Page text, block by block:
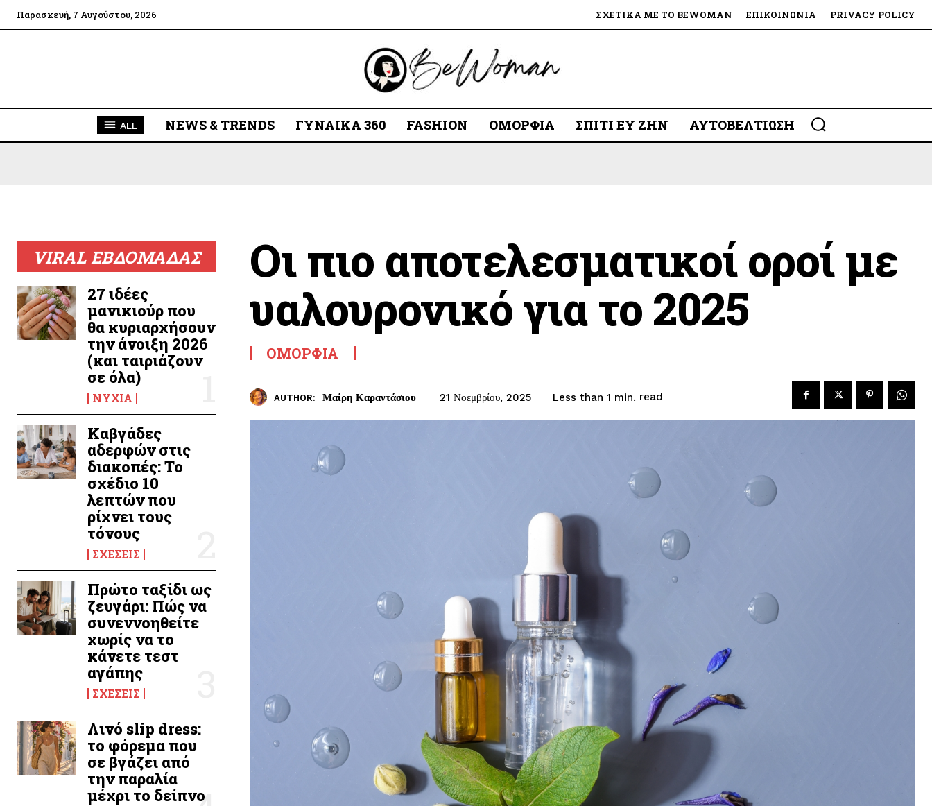
Παρασκευή, 7 Αυγούστου, 2026 ΣΧΕΤΙΚΆ ΜΕ ΤΟ BEWOMAN ΕΠΙΚΟΙΝΩΝΊΑ PRIVACY POLICY
ALL NEWS & TRENDS ΓΥΝΑΊΚΑ 360 FASHION ΟΜΟΡΦΙΆ ΣΠΊΤΙ ΕΥ ΖΗΝ ΑΥΤΟΒΕΛΤΊΩΣΗ
VIRAL ΕΒΔΟΜΑΔΑΣ
27 ιδέες
μανικιούρ που
θα κυριαρχήσουν
την άνοιξη 2026
(και ταιριάζουν
σε όλα)
ΝΎΧΙΑ
Καβγάδες
αδερφών στις
διακοπές: Το
σχέδιο 10
λεπτών που
ρίχνει τους
τόνους
ΣΧΈΣΕΙΣ
Πρώτο ταξίδι ως
ζευγάρι: Πώς να
συνεννοηθείτε
χωρίς να το
κάνετε τεστ
αγάπης
ΣΧΈΣΕΙΣ
Λινό slip dress:
το φόρεμα που
σε βγάζει από
την παραλία
μέχρι το δείπνο
Οι πιο αποτελεσματικοί οροί με
υαλουρονικό για το 2025
ΟΜΟΡΦΙΆ
AUTHOR: Μαίρη Καραντάσιου 21 Νοεμβρίου, 2025 Less than 1 min. read